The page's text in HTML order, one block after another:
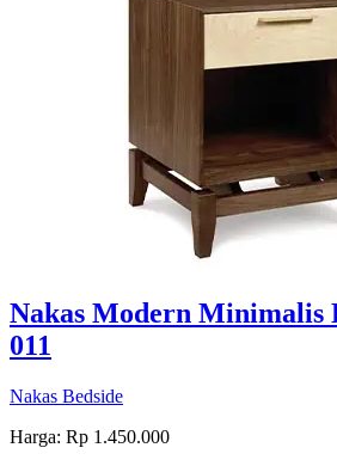
Nakas Modern
011
Nakas Bedside
Harga: Rp 1.450.000